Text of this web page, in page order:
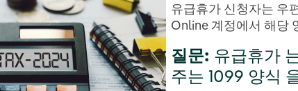
유급휴가 신청자는 우
Online 계정에서 해당
질문: 유급휴가
주는 1099 양식